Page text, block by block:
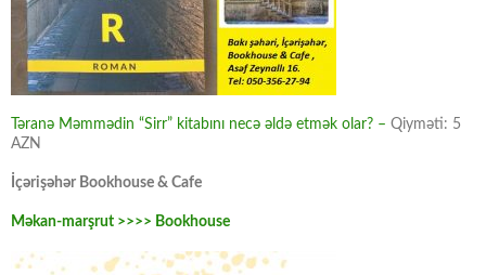
Təranə Məmmədin “Sirr” kitabını necə əldə etmək olar? – Qiyməti: 5
AZN
İçərişəhər Bookhouse & Cafe
Məkan-marşrut >>>> Bookhouse